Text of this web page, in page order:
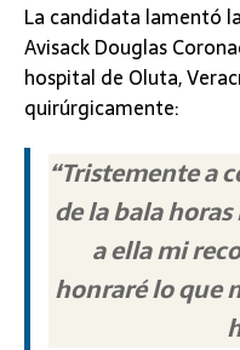
La candidata lamentó
Avisack Douglas
hospital de Oluta,
quirúrgicamente:
“Tristemente a
de la bala
a ella mi
honraré lo que